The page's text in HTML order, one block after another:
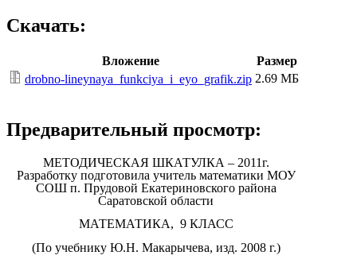
Скачать:
Вложение
Размер
drobno-lineynaya_funkciya_i_eyo_grafik.zip 2.69 МБ
Предварительный просмотр:
МЕТОДИЧЕСКАЯ ШКАТУЛКА – 2011г.
Разработку подготовила учитель математики МОУ
СОШ п. Прудовой Екатериновского района
Саратовской области
МАТЕМАТИКА, 9 КЛАСС
(По учебнику Ю.Н. Макарычева, изд. 2008 г.)